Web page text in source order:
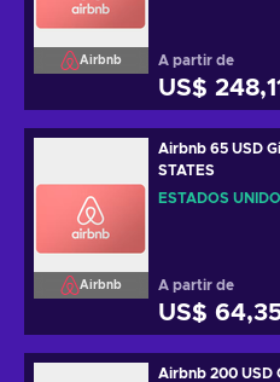
Airbnb A partir de
US$ 248,11
Airbnb
Airbnb 65 USD
STATES
ESTADOS
A partir de
US$
Airbnb 200 USD